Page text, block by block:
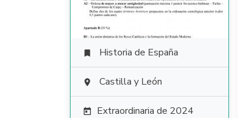
 Historia de España
 Castilla y León
 Extraordinaria de 2024